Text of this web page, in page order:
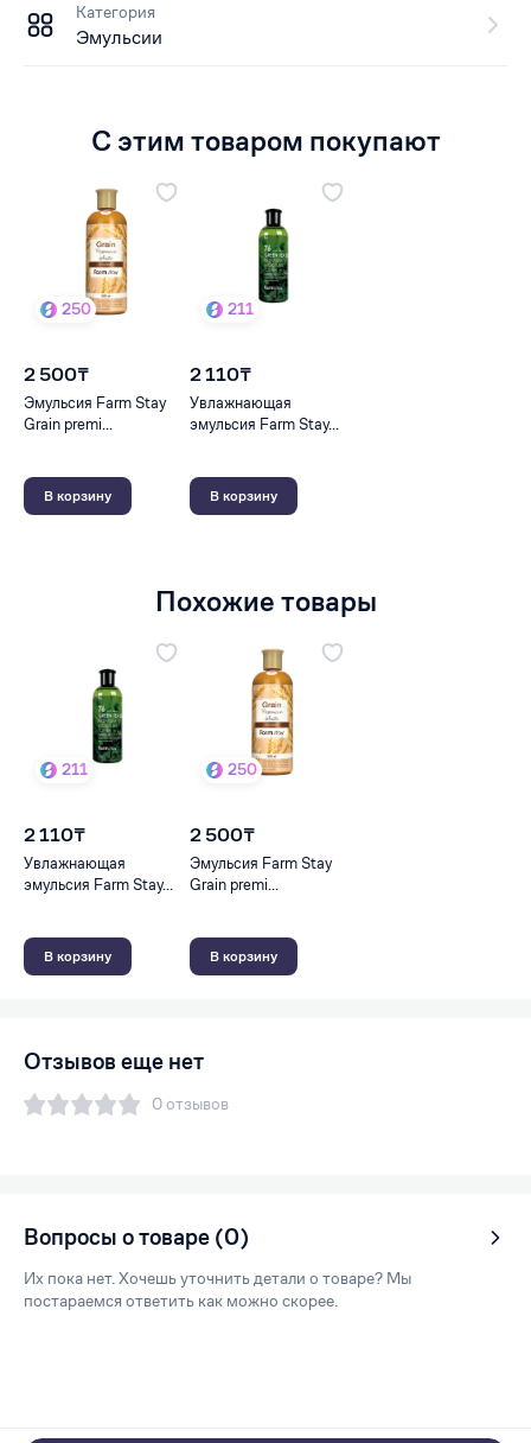
Категория
Эмульсии
С этим товаром покупают
250
2 500₸
Эмульсия Farm Stay
Grain premi...
В корзину
211
2 110₸
Увлажнающая
эмульсия Farm Stay...
В корзину
Похожие товары
211
2 110₸
Увлажнающая
эмульсия Farm Stay...
В корзину
250
2 500₸
Эмульсия Farm Stay
Grain premi...
В корзину
Отзывов еще нет
0 отзывов
Вопросы о товаре (0)
Их пока нет. Хочешь уточнить детали о товаре? Мы
постараемся ответить как можно скорее.